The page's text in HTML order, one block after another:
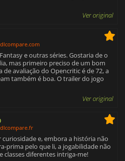
Ver original
dlcompare.com
e outras séries. Gostaria de o
mas primeiro preciso de um bom
avaliação do Opencritic é de 72, a
também é boa. O trailer do jogo
Ver original
dlcompare.fr
curiosidade e, embora a história não
prima pelo que li, a jogabilidade não
classes diferentes intriga-me!